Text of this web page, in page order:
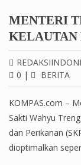
MENTERI
KELAUTAN
0 | BERITA
KOMPAS.com –
Sakti Wahyu
dan Perikanan
dioptimalkan